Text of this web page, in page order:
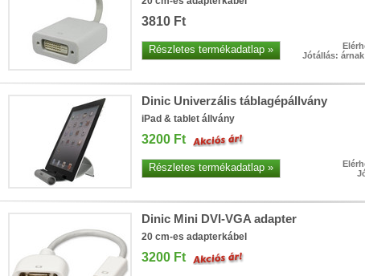
3810 Ft
Részletes termékadatlap »
Jótállás:
Dinic Univerzális táblagépállvány
iPad & tablet állvány
3200 Ft
Részletes termékadatlap »
Dinic Mini DVI-VGA adapter
20 cm-es adapterkábel
3200 Ft